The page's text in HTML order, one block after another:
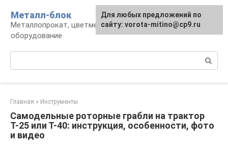
контенту
Металл-блок
Металлопрокат, цветмет, обработка и
оборудование
Главная » Инструменты
Самодельные роторные грабли на трактор
Т-25 или Т-40: инструкция, особенности, фото
и видео
Для любых предложений по
сайту: vorota-mitino@cp9.ru